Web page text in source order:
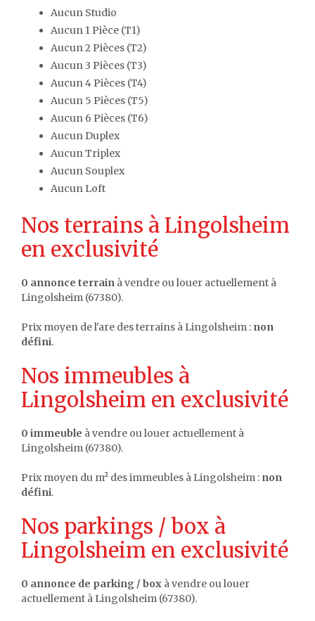
Aucun Studio
Aucun 1 Pièce (T1)
Aucun 2 Pièces (T2)
Aucun 3 Pièces (T3)
Aucun 4 Pièces (T4)
Aucun 5 Pièces (T5)
Aucun 6 Pièces (T6)
Aucun Duplex
Aucun Triplex
Aucun Souplex
Aucun Loft
Nos terrains à Lingolsheim
en exclusivité
0 annonce terrain à vendre ou louer actuellement à
Lingolsheim (67380).
Prix moyen de l'are des terrains à Lingolsheim : non
défini.
Nos immeubles à
Lingolsheim en exclusivité
0 immeuble à vendre ou louer actuellement à
Lingolsheim (67380).
Prix moyen du m² des immeubles à Lingolsheim : non
défini.
Nos parkings / box à
Lingolsheim en exclusivité
0 annonce de parking / box à vendre ou louer
actuellement à Lingolsheim (67380).